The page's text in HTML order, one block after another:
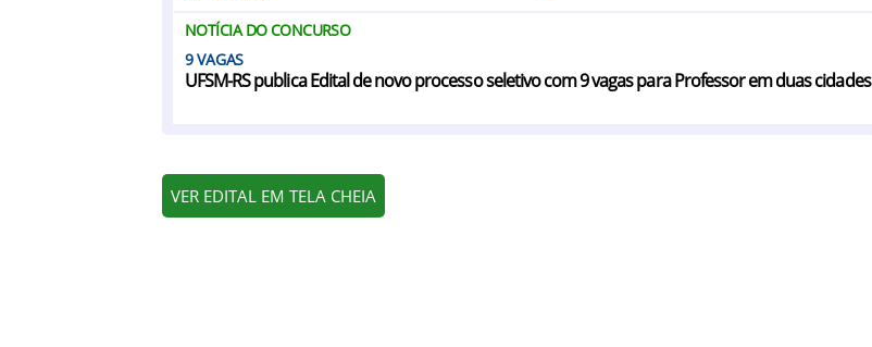
NOTÍCIA DO CONCURSO
9
UFSM-RS publica Edital de novo processo seletivo com 9 vagas para Professor em duas cidades
VER EDITAL EM TELA CHEIA